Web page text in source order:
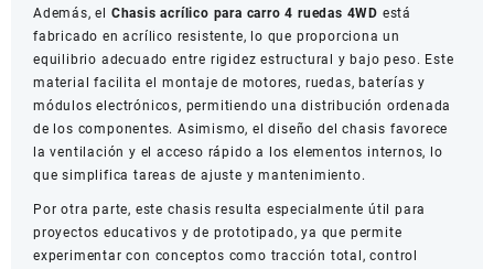
Además, el Chasis acrílico para carro 4 ruedas 4WD está
fabricado en acrílico resistente, lo que proporciona un
equilibrio adecuado entre rigidez estructural y bajo peso. Este
material facilita el montaje de motores, ruedas, baterías y
módulos electrónicos, permitiendo una distribución ordenada
de los componentes. Asimismo, el diseño del chasis favorece
la ventilación y el acceso rápido a los elementos internos, lo
que simplifica tareas de ajuste y mantenimiento.
Por otra parte, este chasis resulta especialmente útil para
proyectos educativos y de prototipado, ya que permite
experimentar con conceptos como tracción total, control